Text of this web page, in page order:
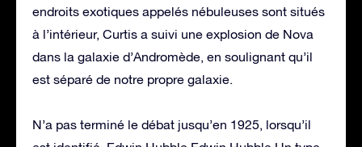
endroits exotiques appelés nébuleuses sont situés
à l’intérieur, Curtis a suivi une explosion de Nova
dans la galaxie d’Andromède, en soulignant qu’il
est séparé de notre propre galaxie.
N’a pas terminé le débat jusqu’en 1925, lorsqu’il